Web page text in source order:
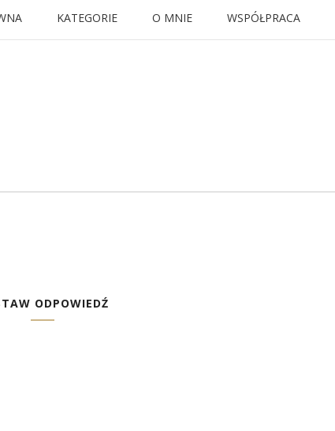
KATEGORIE O MNIE WSPÓŁPRACA
ODPOWIEDŹ